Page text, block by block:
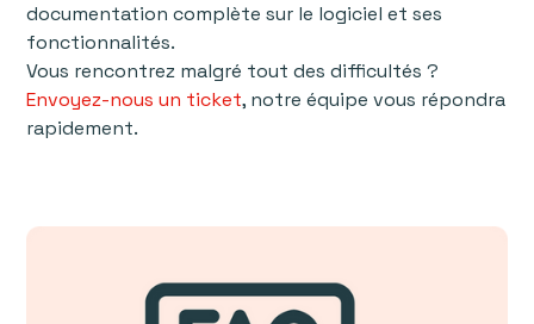
documentation complète sur le logiciel et ses
fonctionnalités.
Vous rencontrez malgré tout des difficultés ?
Envoyez-nous un ticket, notre équipe vous répondra
rapidement.